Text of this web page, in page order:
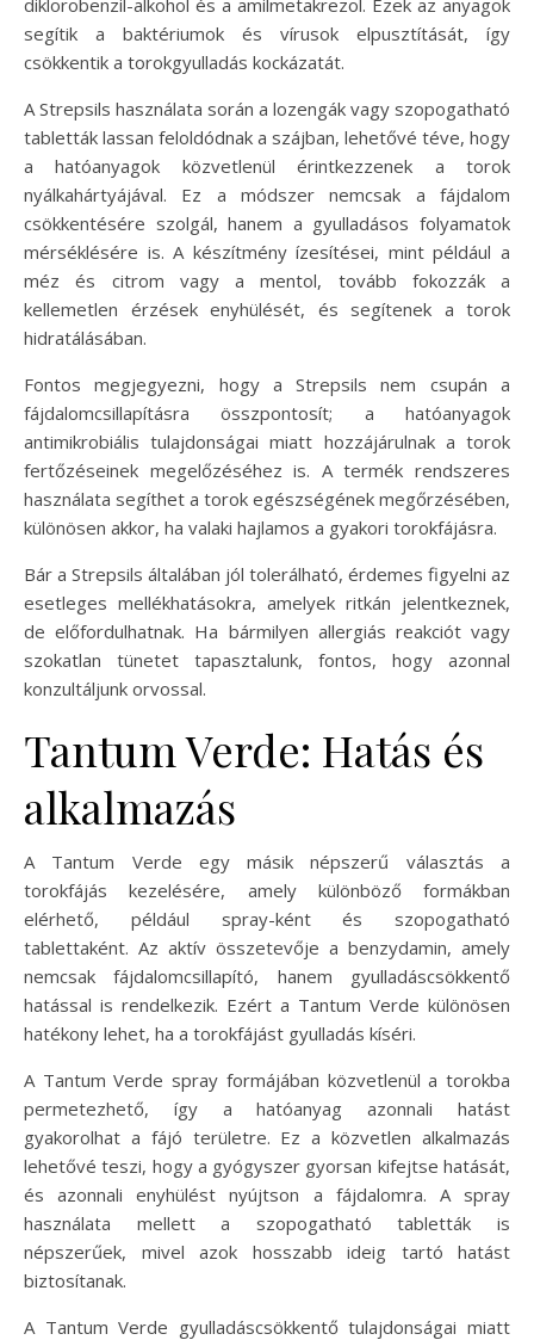
segítik a baktériumok és vírusok elpusztítását, így
csökkentik a torokgyulladás kockázatát.
A Strepsils használata során a lozengák vagy szopogatható
tabletták lassan feloldódnak a szájban, lehetővé téve, hogy
a hatóanyagok közvetlenül érintkezzenek a torok
nyálkahártyájával. Ez a módszer nemcsak a fájdalom
csökkentésére szolgál, hanem a gyulladásos folyamatok
mérséklésére is. A készítmény ízesítései, mint például a
méz és citrom vagy a mentol, tovább fokozzák a
kellemetlen érzések enyhülését, és segítenek a torok
hidratálásában.
Fontos megjegyezni, hogy a Strepsils nem csupán a
fájdalomcsillapításra összpontosít; a hatóanyagok
antimikrobiális tulajdonságai miatt hozzájárulnak a torok
fertőzéseinek megelőzéséhez is. A termék rendszeres
használata segíthet a torok egészségének megőrzésében,
különösen akkor, ha valaki hajlamos a gyakori torokfájásra.
Bár a Strepsils általában jól tolerálható, érdemes figyelni az
esetleges mellékhatásokra, amelyek ritkán jelentkeznek,
de előfordulhatnak. Ha bármilyen allergiás reakciót vagy
szokatlan tünetet tapasztalunk, fontos, hogy azonnal
konzultáljunk orvossal.
Tantum Verde: Hatás és
alkalmazás
A Tantum Verde egy másik népszerű választás a
torokfájás kezelésére, amely különböző formákban
elérhető, például spray-ként és szopogatható
tablettaként. Az aktív összetevője a benzydamin, amely
nemcsak fájdalomcsillapító, hanem gyulladáscsökkentő
hatással is rendelkezik. Ezért a Tantum Verde különösen
hatékony lehet, ha a torokfájást gyulladás kíséri.
A Tantum Verde spray formájában közvetlenül a torokba
permetezhető, így a hatóanyag azonnali hatást
gyakorolhat a fájó területre. Ez a közvetlen alkalmazás
lehetővé teszi, hogy a gyógyszer gyorsan kifejtse hatását,
és azonnali enyhülést nyújtson a fájdalomra. A spray
használata mellett a szopogatható tabletták is
népszerűek, mivel azok hosszabb ideig tartó hatást
biztosítanak.
A Tantum Verde gyulladáscsökkentő tulajdonságai miatt